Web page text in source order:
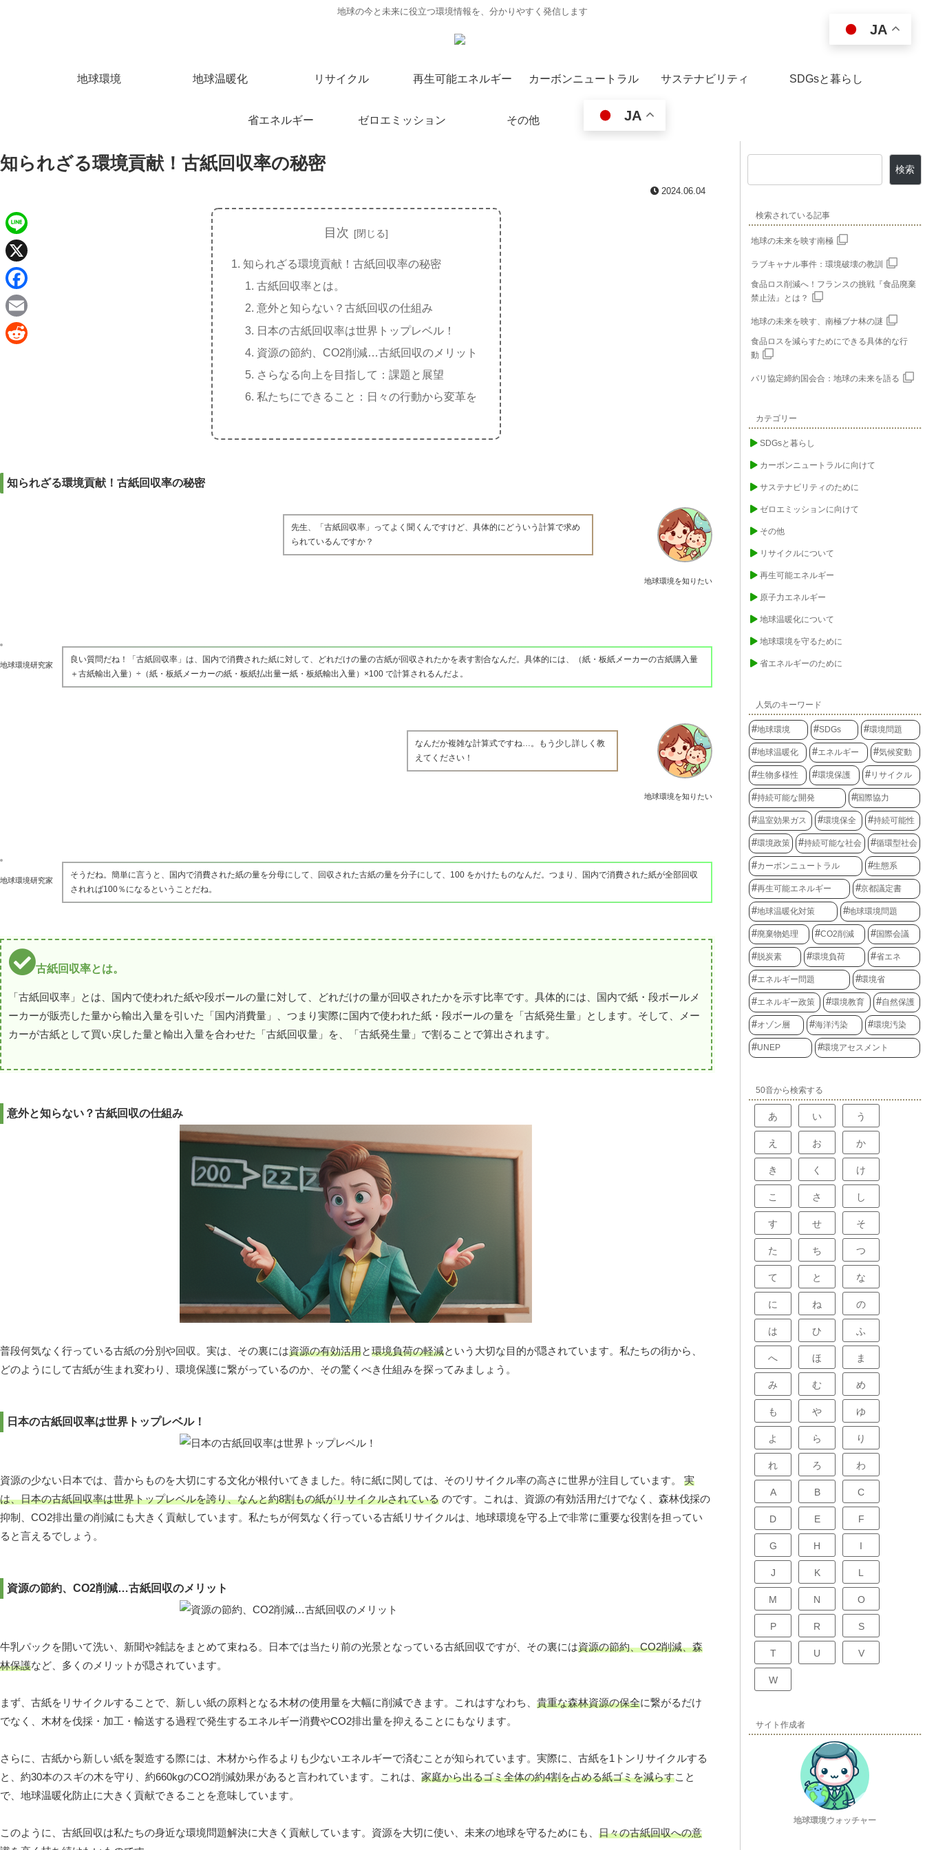
地球の今と未来に役立つ環境情報を、分かりやすく発信します
地球環境 地球温暖化 リサイクル 再生可能エネルギー カーボンニュートラル サステナビリティ SDGsと暮らし
省エネルギー ゼロエミッション その他 JA
知られざる環境貢献！古紙回収率の秘密
2024.06.04
目次
知られざる環境貢献！古紙回収率の秘密
古紙回収率とは。
意外と知らない？古紙回収の仕組み
日本の古紙回収率は世界トップレベル！
資源の節約、CO2削減…古紙回収のメリット
さらなる向上を目指して：課題と展望
私たちにできること：日々の行動から変革を
知られざる環境貢献！古紙回収率の秘密
地球環境を知りたい
先生、「古紙回収率」ってよく聞くんですけど、具体的にどういう計算で求め
られているんですか？
地球環境研究家
良い質問だね！「古紙回収率」は、国内で消費された紙に対して、どれだけの量の古紙が回収されたかを表す割合なんだ。具体的には、（紙・板紙メーカーの古紙購入量
＋古紙輸出入量）÷（紙・板紙メーカーの紙・板紙払出量ー紙・板紙輸出入量）×100 で計算されるんだよ。
地球環境を知りたい
なんだか複雑な計算式ですね…。もう少し詳しく教
えてください！
地球環境研究家
そうだね。簡単に言うと、国内で消費された紙の量を分母にして、回収された古紙の量を分子にして、100 をかけたものなんだ。つまり、国内で消費された紙が全部回収
されれば100％になるということだね。
古紙回収率とは。
「古紙回収率」とは、国内で使われた紙や段ボールの量に対して、どれだけの量が回収されたかを示す比率です。具体的には、国内で紙・段ボールメ
ーカーが販売した量から輸出入量を引いた「国内消費量」、つまり実際に国内で使われた紙・段ボールの量を「古紙発生量」とします。そして、メー
カーが古紙として買い戻した量と輸出入量を合わせた「古紙回収量」を、「古紙発生量」で割ることで算出されます。
意外と知らない？古紙回収の仕組み
普段何気なく行っている古紙の分別や回収。実は、その裏には資源の有効活用と環境負荷の軽減という大切な目的が隠されています。私たちの街から、
どのようにして古紙が生まれ変わり、環境保護に繋がっているのか、その驚くべき仕組みを探ってみましょう。
日本の古紙回収率は世界トップレベル！
資源の少ない日本では、昔からものを大切にする文化が根付いてきました。特に紙に関しては、そのリサイクル率の高さに世界が注目しています。 実
は、日本の古紙回収率は世界トップレベルを誇り、なんと約8割もの紙がリサイクルされている のです。これは、資源の有効活用だけでなく、森林伐採の
抑制、CO2排出量の削減にも大きく貢献しています。私たちが何気なく行っている古紙リサイクルは、地球環境を守る上で非常に重要な役割を担ってい
ると言えるでしょう。
資源の節約、CO2削減…古紙回収のメリット
牛乳パックを開いて洗い、新聞や雑誌をまとめて束ねる。日本では当たり前の光景となっている古紙回収ですが、その裏には資源の節約、CO2削減、森
林保護など、多くのメリットが隠されています。
まず、古紙をリサイクルすることで、新しい紙の原料となる木材の使用量を大幅に削減できます。これはすなわち、 貴重な森林資源の保全に繋がるだけ
でなく、木材を伐採・加工・輸送する過程で発生するエネルギー消費やCO2排出量を抑えることにもなります。
さらに、古紙から新しい紙を製造する際には、木材から作るよりも少ないエネルギーで済むことが知られています。実際に、古紙を1トンリサイクルする
と、約30本のスギの木を守り、約660kgのCO2削減効果があると言われています。これは、 家庭から出るゴミ全体の約4割を占める紙ゴミを減らすこと
で、地球温暖化防止に大きく貢献できることを意味しています。
このように、古紙回収は私たちの身近な環境問題解決に大きく貢献しています。資源を大切に使い、未来の地球を守るためにも、 日々の古紙回収への意
検索
検索されている記事
地球の未来を映す南極
ラブキャナル事件：環境破壊の教訓
食品ロス削減へ！フランスの挑戦『食品廃棄
禁止法』とは？
地球の未来を映す、南極ブナ林の謎
食品ロスを減らすためにできる具体的な行
動
パリ協定締約国会合：地球の未来を語る
カテゴリー
SDGsと暮らし
カーボンニュートラルに向けて
サステナビリティのために
ゼロエミッションに向けて
その他
リサイクルについて
再生可能エネルギー
原子力エネルギー
地球温暖化について
地球環境を守るために
省エネルギーのために
人気のキーワード
地球環境 SDGs 環境問題
地球温暖化 エネルギー 気候変動
生物多様性 環境保護 リサイクル
持続可能な開発 国際協力
温室効果ガス 環境保全 持続可能性
環境政策 持続可能な社会 循環型社会
カーボンニュートラル 生態系
再生可能エネルギー 京都議定書
地球温暖化対策 地球環境問題
廃棄物処理 CO2削減 国際会議
脱炭素 環境負荷 省エネ
エネルギー問題 環境省
エネルギー政策 環境教育 自然保護
オゾン層 海洋汚染 環境汚染
UNEP 環境アセスメント
50音から検索する
あ い う
え お か
き く け
こ さ し
す せ そ
た ち つ
て と な
に ね の
は ひ ふ
へ ほ ま
み む め
も や ゆ
よ ら り
れ ろ わ
A B C
D E F
G H I
J K L
M N O
P R S
T U V
W
サイト作成者
地球環境ウォッチャー
L
n
e
X
F
a
c
E
JA